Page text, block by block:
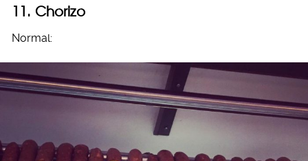
11. Chorizo
Normal: